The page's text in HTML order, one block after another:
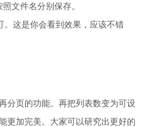
文件名分别保存。
。这是你会看到效果，应该不错
分页的功能。再把列表数变为可设
更加完美。大家可以研究出更好的